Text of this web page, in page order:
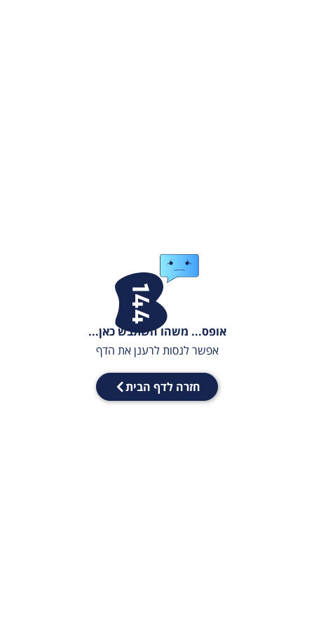
אופס... משהו השתבש כאן...
אפשר לנסות לרענן את הדף
חזרה לדף הבית